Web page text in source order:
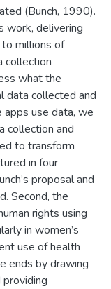
(Bunch, 1990).
work, delivering
millions of
collection
what the
data collected and
use data, we
collection and
to transform
in four
proposal and
Second, the
rights using
in women’s
use of health
ends by drawing